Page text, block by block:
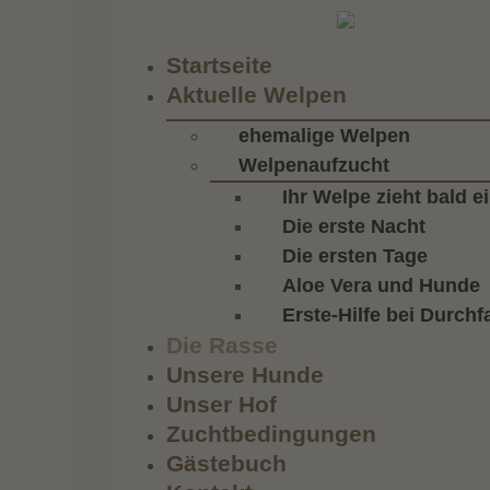
Startseite
Aktuelle Welpen
ehemalige Welpen
Welpenaufzucht
Ihr Welpe zieht bald
Die erste Nacht
Die ersten Tage
Aloe Vera und Hunde
Erste-Hilfe bei
Die Rasse
Unsere Hunde
Unser Hof
Zuchtbedingungen
Gästebuch